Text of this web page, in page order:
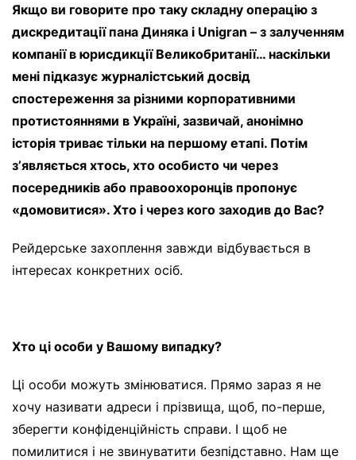
Якщо ви говорите про таку складну операцію з
дискредитації пана Диняка і Unigran – з залученням
компанії в юрисдикції Великобританії… наскільки
мені підказує журналістський досвід
спостереження за різними корпоративними
протистояннями в Україні, зазвичай, анонімно
історія триває тільки на першому етапі. Потім
зʼявляється хтось, хто особисто чи через
посередників або правоохоронців пропонує
«домовитися». Хто і через кого заходив до Вас?
Рейдерське захоплення завжди відбувається в
інтересах конкретних осіб.
Хто ці особи у Вашому випадку?
Ці особи можуть змінюватися. Прямо зараз я не
хочу називати адреси і прізвища, щоб, по-перше,
зберегти конфіденційність справи. І щоб не
помилитися і не звинуватити безпідставно. Нам ще